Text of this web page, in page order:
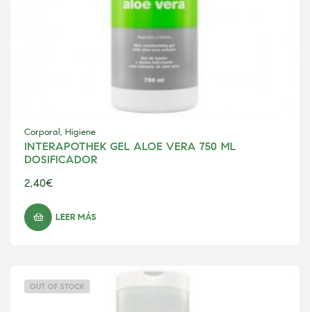
Corporal, Higiene
INTERAPOTHEK GEL ALOE VERA 750 ML
DOSIFICADOR
2,40€
LEER MÁS
OUT OF STOCK